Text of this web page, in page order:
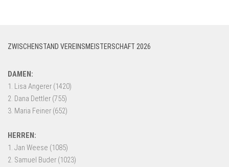
ZWISCHENSTAND VEREINSMEISTERSCHAFT 2026